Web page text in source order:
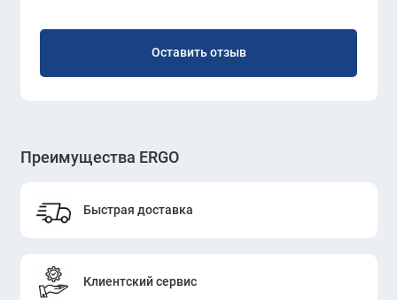
Оставить отзыв
Преимущества ERGO
Быстрая доставка
Клиентский сервис